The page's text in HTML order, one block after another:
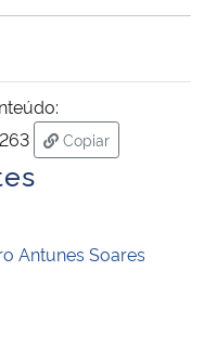
Copiar
para área de
Antunes Soares